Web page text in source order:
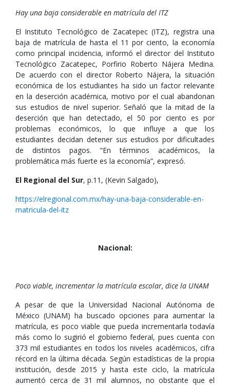
Hay una baja considerable en matrícula del ITZ
El Instituto Tecnológico de Zacatepec (ITZ), registra una
baja de matrícula de hasta el 11 por ciento, la economía
como principal incidencia, informó el director del Instituto
Tecnológico Zacatepec, Porfirio Roberto Nájera Medina.
De acuerdo con el director Roberto Nájera, la situación
económica de los estudiantes ha sido un factor relevante
en la deserción académica, motivo por el cual abandonan
sus estudios de nivel superior. Señaló que la mitad de la
deserción que han detectado, el 50 por ciento es por
problemas económicos, lo que influye a que los
estudiantes decidan detener sus estudios por dificultades
de distintos pagos. “En términos académicos, la
problemática más fuerte es la economía”, expresó.
El Regional del Sur, p.11, (Kevin Salgado),
https://elregional.com.mx/hay-una-baja-considerable-en-
matricula-del-itz
Nacional:
Poco viable, incrementar la matrícula escolar, dice la UNAM
A pesar de que la Universidad Nacional Autónoma de
México (UNAM) ha buscado opciones para aumentar la
matrícula, es poco viable que pueda incrementarla todavía
más como lo sugirió el gobierno federal, pues cuenta con
373 mil estudiantes en todos los niveles académicos, cifra
récord en la última década. Según estadísticas de la propia
institución, desde 2015 y hasta este ciclo, la matrícula
aumentó cerca de 31 mil alumnos, no obstante que el